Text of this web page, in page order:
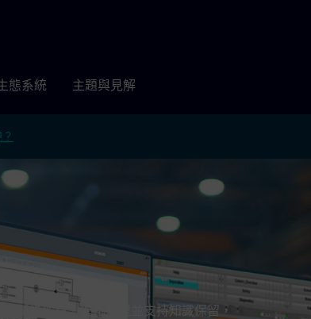
態系統 主題與見解
試操作員。優化流程並支持知識保留，